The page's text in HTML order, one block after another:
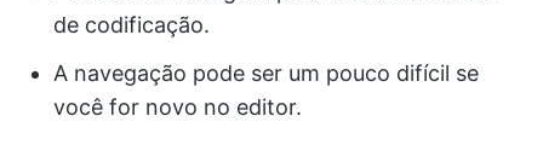
de codificação.
A navegação pode ser um pouco difícil se
você for novo no editor.